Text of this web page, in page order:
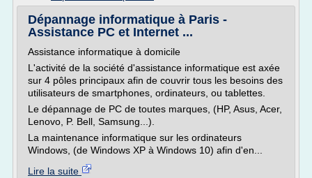
Dépannage informatique à Paris -
Assistance PC et Internet ...
Assistance informatique à domicile
L'activité de la société d'assistance informatique est axée
sur 4 pôles principaux afin de couvrir tous les besoins des
utilisateurs de smartphones, ordinateurs, ou tablettes.
Le dépannage de PC de toutes marques, (HP, Asus, Acer,
Lenovo, P. Bell, Samsung...).
La maintenance informatique sur les ordinateurs
Windows, (de Windows XP à Windows 10) afin d'en...
Lire la suite